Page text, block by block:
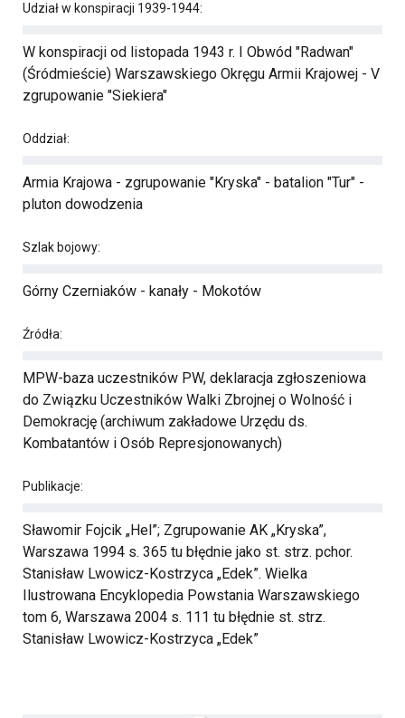
Udział w konspiracji 1939-1944:
W konspiracji od listopada 1943 r. I Obwód "Radwan"
(Śródmieście) Warszawskiego Okręgu Armii Krajowej - V
zgrupowanie "Siekiera"
Oddział:
Armia Krajowa - zgrupowanie "Kryska" - batalion "Tur" -
pluton dowodzenia
Szlak bojowy:
Górny Czerniaków - kanały - Mokotów
Źródła:
MPW-baza uczestników PW, deklaracja zgłoszeniowa
do Związku Uczestników Walki Zbrojnej o Wolność i
Demokrację (archiwum zakładowe Urzędu ds.
Kombatantów i Osób Represjonowanych)
Publikacje:
Sławomir Fojcik „Hel”; Zgrupowanie AK „Kryska”,
Warszawa 1994 s. 365 tu błędnie jako st. strz. pchor.
Stanisław Lwowicz-Kostrzyca „Edek”. Wielka
Ilustrowana Encyklopedia Powstania Warszawskiego
tom 6, Warszawa 2004 s. 111 tu błędnie st. strz.
Stanisław Lwowicz-Kostrzyca „Edek”